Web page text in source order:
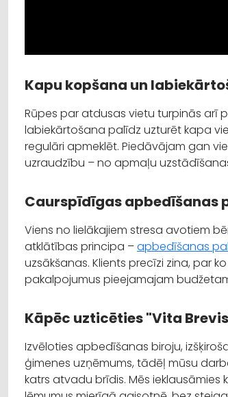
Kapu kopšana un
Rūpes par atdusas vietu turpinās arī
labiekārtošana palīdz uzturēt kapa
regulāri apmeklēt. Piedāvājam gan
uzraudzību – no apmaļu
Caurspīdīgas apbedīšanas
Viens no lielākajiem stresa avotiem
atklātības principa –apbedīšanas
uzsākšanas. Klients precīzi zina, par
pakalpojumus pieejamajam
Kāpēc uzticēties "Vita
Izvēloties apbedīšanas biroju,
ģimenes uzņēmums, tādēļ mūsu
katrs atvadu brīdis. Mēs